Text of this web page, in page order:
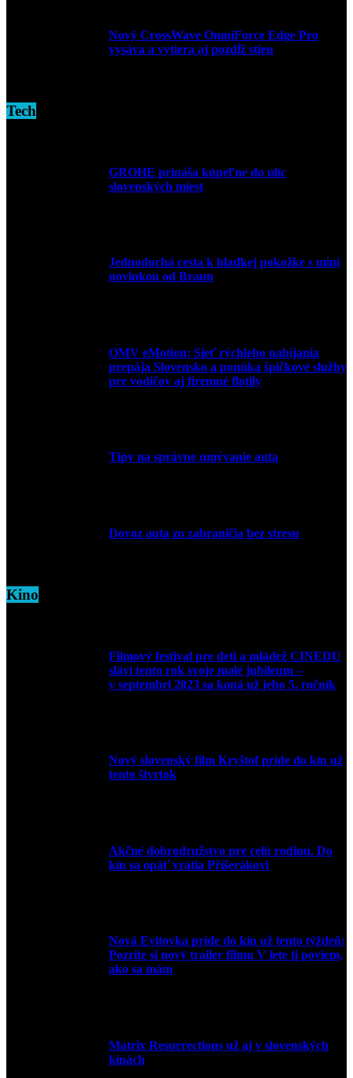
Nový CrossWave OmniForce Edge Pro
vysáva a vytiera aj pozdĺž stien
Tech
GROHE prináša kúpeľne do ulíc
slovenských miest
Jednoduchá cesta k hladkej pokožke s mini
novinkou od Braun
OMV eMotion: Sieť rýchleho nabíjania
prepája Slovensko a ponúka špičkové služby
pre vodičov aj firemné flotily
Tipy na správne umývanie auta
Dovoz auta zo zahraničia bez stresu
Kino
Filmový festival pre deti a mládež CINEDU
slávi tento rok svoje malé jubileum –
v septembri 2023 sa koná už jeho 5. ročník
Nový slovenský film Kryštof príde do kín už
tento štvrtok
Akčné dobrodružstvo pre celú rodinu. Do
kín sa opäť vrátia Příšerákovi
Nová Evitovka príde do kín už tento týždeň:
Pozrite si nový trailer filmu V lete ti poviem,
ako sa mám
Matrix Resurrections už aj v slovenských
kinách